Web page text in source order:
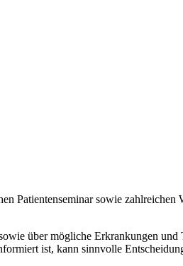
Patientenseminar sowie zahlreichen
über mögliche Erkrankungen und
ist, kann sinnvolle